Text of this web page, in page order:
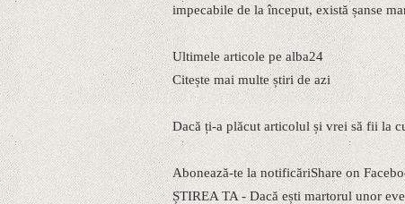
impecabile de la început, există șanse
Ultimele articole pe alba24
Citește mai multe știri de azi
Dacă ți-a plăcut articolul și vrei să fii la
Abonează-te la notificăriShare on
ȘTIREA TA - Dacă ești martorul unor